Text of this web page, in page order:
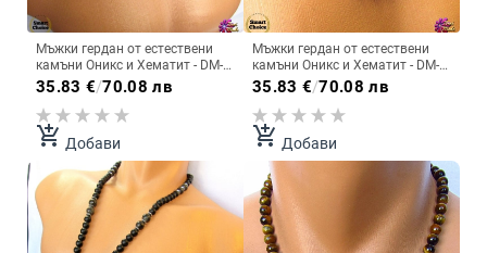
Мъжки гердан от естествени
камъни Оникс и Хематит - DM-
1039
35.83 €/70.08 лв
add_shopping_cart Добави
Мъжки гердан от естествени
камъни Оникс и Хематит - DM-
1041
35.83 €/70.08 лв
add_shopping_cart Добави